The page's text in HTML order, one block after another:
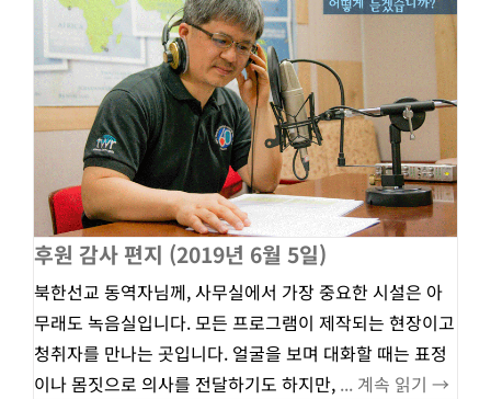
후원 감사 편지 (2019년 6월 5일)
북한선교 동역자님께, 사무실에서 가장 중요한 시설은 아
무래도 녹음실입니다. 모든 프로그램이 제작되는 현장이고
청취자를 만나는 곳입니다. 얼굴을 보며 대화할 때는 표정
이나 몸짓으로 의사를 전달하기도 하지만, ... 계속 읽기 →